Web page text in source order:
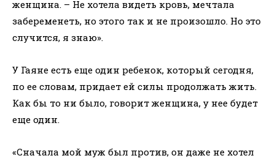
женщина. – Не хотела видеть кровь, мечтала
забеременеть, но этого так и не произошло. Но это
случится, я знаю».
У Гаяне есть еще один ребенок, который сегодня,
по ее словам, придает ей силы продолжать жить.
Как бы то ни было, говорит женщина, у нее будет
еще один.
«Сначала мой муж был против, он даже не хотел